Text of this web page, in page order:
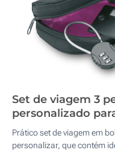
Set de viagem 3
personalizado
Prático set de viagem em
personalizar, que contém